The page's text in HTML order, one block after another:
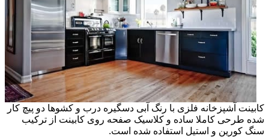
کابینت آشپزخانه فلزی با رنگ آبی دسگیره درب و کشوها دو پیچ کار
شده طرحی کاملا ساده و کلاسیک صفحه روی کابینت از ترکیب
سنگ کورین و استیل استفاده شده است.